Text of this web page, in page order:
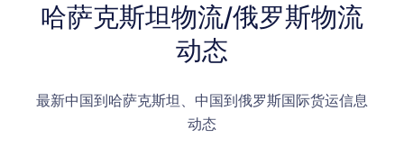
哈萨克斯坦物流/俄罗斯物流
动态
最新中国到哈萨克斯坦、中国到俄罗斯国际货运信息
动态